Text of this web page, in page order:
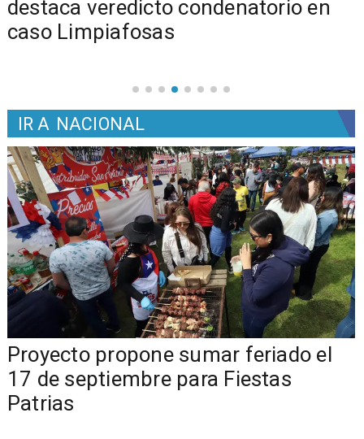
destaca veredicto condenatorio en
caso Limpiafosas
IR A NACIONAL
Proyecto propone sumar feriado el
17 de septiembre para Fiestas
Patrias